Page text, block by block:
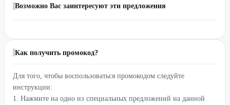
Возможно Вас заинтересуют эти предложения
Как получить промокод?
Для того, чтобы воспользоваться промокодом следуйте
инструкции:
1. Нажмите на одно из специальных предложений на данной